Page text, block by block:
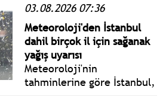
Merkezinde gündeme dair
basın açıklaması
düzenleyecek.
03.08.2026 07:36
Meteoroloji'den İstanbul
dahil birçok il için sağanak
yağış uyarısı
Meteoroloji'nin
tahminlerine göre İstanbul,